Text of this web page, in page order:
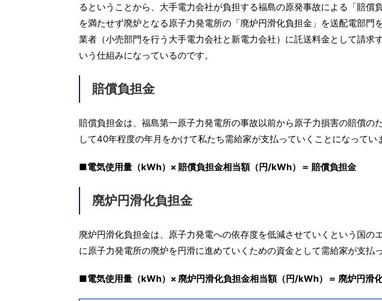
るということから、大手電力会社が負担する福島の原発事故による「賠償
を満たせず廃炉となる原子力発電所の「廃炉円滑化負担金」を送配電部門
業者（小売部門を行う大手電力会社と新電力会社）に託送料金として請求
いう仕組みになっているのです。
賠償負担金
賠償負担金は、福島第一原子力発電所の事故以前から原子力損害の賠償の
して40年程度の年月をかけて私たち需給家が支払っていくことになってい
■電気使用量（kWh）× 賠償負担金相当額（円/kWh）＝ 賠償負担金
廃炉円滑化負担金
廃炉円滑化負担金は、原子力発電への依存度を低減させていくという国の
に原子力発電所の廃炉を円滑に進めていくための資金として需給家が支払
■電気使用量（kWh）× 廃炉円滑化負担金相当額（円/kWh）＝ 廃炉円滑